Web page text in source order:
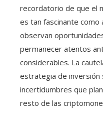
recordatorio de que el
es tan fascinante como
observan
permanecer atentos
considerables. La
estrategia de inversión
incertidumbres que
resto de las